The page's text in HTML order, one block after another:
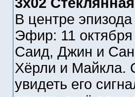
В центре
Эфир: 11
Саид, Джин и
Хёрли и Майкла.
увидеть его